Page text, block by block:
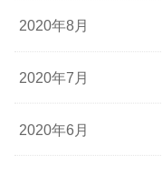
2020年8月
2020年7月
2020年6月